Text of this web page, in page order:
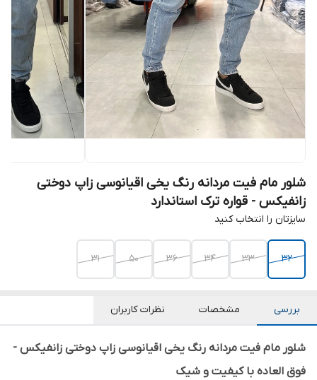
شلور مام فیت مردانه رنگ یخی اقیانوسی زاپ دوختی
زانفیکس - قواره ترک استاندارد
سایزتان را انتخاب کنید
32
33
34
36
50
31
بررسی مشخصات نظرات کاربران
شلور مام فیت مردانه رنگ یخی اقیانوسی زاپ دوختی زانفیکس -
فوق العاده با کیفیت و شیک